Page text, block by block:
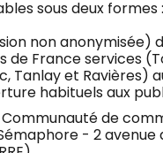
sous deux formes :
non anonymisée)
de France services
Tanlay et Ravières)
habituels aux
Communauté de
- 2 avenue